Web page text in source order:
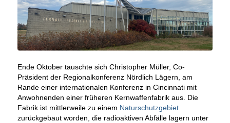
Ende Oktober tauschte sich Christopher Müller, Co-
Präsident der Regionalkonferenz Nördlich Lägern, am
Rande einer internationalen Konferenz in Cincinnati mit
Anwohnenden einer früheren Kernwaffenfabrik aus. Die
Fabrik ist mittlerweile zu einem Naturschutzgebiet
zurückgebaut worden, die radioaktiven Abfälle lagern unter